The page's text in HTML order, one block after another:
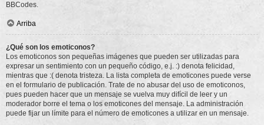
BBCodes.
Arriba
¿Qué son los emoticonos?
Los emoticonos son pequeñas imágenes que pueden ser utilizadas para
expresar un sentimiento con un pequeño código, e.j. :) denota felicidad,
mientras que :( denota tristeza. La lista completa de emoticones puede verse
en el formulario de publicación. Trate de no abusar del uso de emoticonos,
pues pueden hacer que un mensaje se vuelva muy difícil de leer y un
moderador borre el tema o los emoticones del mensaje. La administración
puede fijar un límite para el número de emoticones a utilizar en un mensaje.